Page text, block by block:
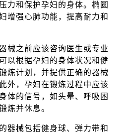
力和保护孕妇的身体。椭圆
增强心肺功能，提高耐力和
械之前应该咨询医生或专业
以根据孕妇的身体状况和健
炼计划，并提供正确的器械
外，孕妇在锻炼过程中应该
体的信号，如头晕、呼吸困
炼并休息。
器械包括健身球、弹力带和